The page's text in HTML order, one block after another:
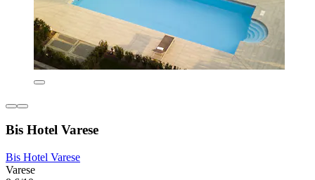
Bis Hotel Varese
Bis Hotel Varese
Varese